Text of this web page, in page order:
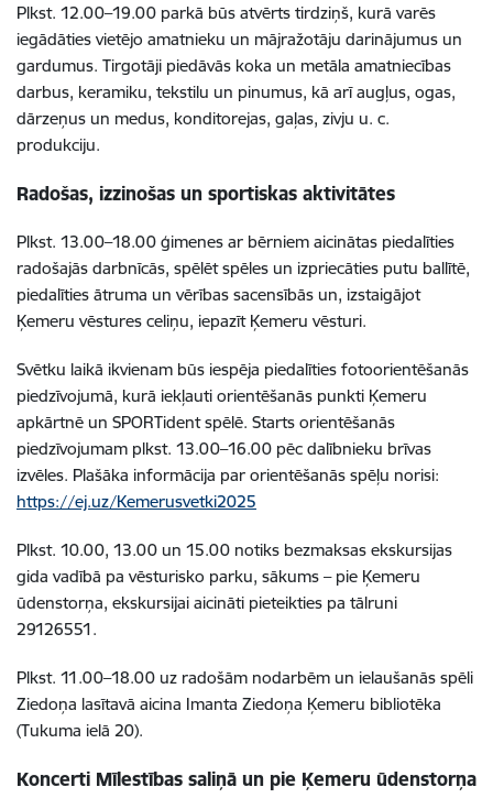
Plkst. 12.00–19.00 parkā būs atvērts tirdziņš, kurā varēs
iegādāties vietējo amatnieku un mājražotāju darinājumus un
gardumus. Tirgotāji piedāvās koka un metāla amatniecības
darbus, keramiku, tekstilu un pinumus, kā arī augļus, ogas,
dārzeņus un medus, konditorejas, gaļas, zivju u. c.
produkciju.
Radošas, izzinošas un sportiskas aktivitātes
Plkst. 13.00–18.00 ģimenes ar bērniem aicinātas piedalīties
radošajās darbnīcās, spēlēt spēles un izpriecāties putu ballītē,
piedalīties ātruma un vērības sacensībās un, izstaigājot
Ķemeru vēstures celiņu, iepazīt Ķemeru vēsturi.
Svētku laikā ikvienam būs iespēja piedalīties fotoorientēšanās
piedzīvojumā, kurā iekļauti orientēšanās punkti Ķemeru
apkārtnē un SPORTident spēlē. Starts orientēšanās
piedzīvojumam plkst. 13.00–16.00 pēc dalībnieku brīvas
izvēles. Plašāka informācija par orientēšanās spēļu norisi:
https://ej.uz/Kemerusvetki2025
Plkst. 10.00, 13.00 un 15.00 notiks bezmaksas ekskursijas
gida vadībā pa vēsturisko parku, sākums – pie Ķemeru
ūdenstorņa, ekskursijai aicināti pieteikties pa tālruni
29126551.
Plkst. 11.00–18.00 uz radošām nodarbēm un ielaušanās spēli
Ziedoņa lasītavā aicina Imanta Ziedoņa Ķemeru bibliotēka
(Tukuma ielā 20).
Koncerti Mīlestības saliņā un pie Ķemeru ūdenstorņa